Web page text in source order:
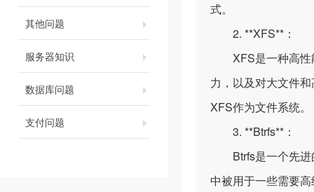
其他问题
服务器知识
数据库问题
支付问题
式。
2. **XFS**：
XFS是一种高性
力，以及对大文件
XFS作为文件系统。
3. **Btrfs**：
Btrfs是一个先进
中被用于一些需要